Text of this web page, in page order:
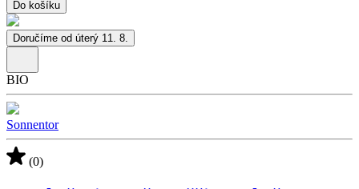
Do košíku
Doručíme od úterý 11. 8.
BIO
Sonnentor
(0)